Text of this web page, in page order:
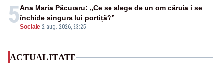
5Sociale-2 aug. 2026, 23:25
Ana Maria Păcuraru: „Ce se alege de un om căruia i se
închide singura lui portiță?”
ACTUALITATE